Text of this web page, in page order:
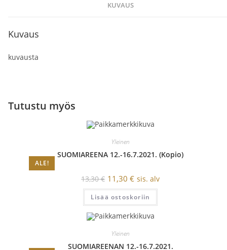
KUVAUS
Kuvaus
kuvausta
Tutustu myös
ALE!
Yleinen
SUOMIAREENA 12.-16.7.2021. (Kopio)
13,30€ Original
price
was:
13,30 €.
11,30€Current
price
is:
11,30 €.
sis. alv
Lisää ostoskoriin
Yleinen
SUOMIAREENAN 12.-16.7.2021.